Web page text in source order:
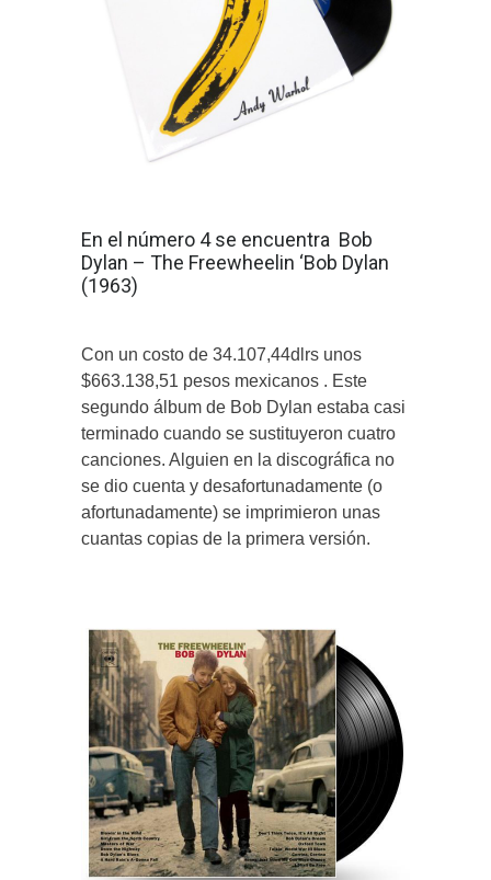
En el número 4 se encuentra Bob
Dylan – The Freewheelin ‘Bob Dylan
(1963)
Con un costo de 34.107,44dlrs unos
$663.138,51 pesos mexicanos . Este
segundo álbum de Bob Dylan estaba casi
terminado cuando se sustituyeron cuatro
canciones. Alguien en la discográfica no
se dio cuenta y desafortunadamente (o
afortunadamente) se imprimieron unas
cuantas copias de la primera versión.